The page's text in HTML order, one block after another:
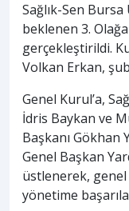
Sağlık-Sen
beklenen 3.
gerçekleştirildi.
Volkan Erkan,
Genel Kurul’a,
İdris Baykan ve
Başkanı Gökhan
Genel Başkan
üstlenerek, genel
yönetime